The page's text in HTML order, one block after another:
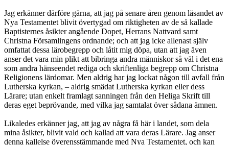
Jag erkänner därföre gärna, att jag på senare åren genom läsandet av
Nya Testamentet blivit övertygad om riktigheten av de så kallade
Baptisternes åsikter angående Dopet, Herrans Nattvard samt
Christna Församlingens ordnande; och att jag icke allenast själv
omfattat dessa lärobegrepp och låtit mig döpa, utan att jag även
anser det vara min plikt att bibringa andra människor så väl i det ena
som andra hänseendet rediga och skriftenliga begrepp om Christna
Religionens lärdomar. Men aldrig har jag lockat någon till avfall från
Lutherska kyrkan, – aldrig smädat Lutherska kyrkan eller dess
Lärare; utan enkelt framlagt sanningen från den Heliga Skrift till
deras eget beprövande, med vilka jag samtalat över sådana ämnen.
Likaledes erkänner jag, att jag av några få här i landet, som dela
mina åsikter, blivit vald och kallad att vara deras Lärare. Jag anser
denna kallelse överensstämmande med Nya Testamentet, och kan